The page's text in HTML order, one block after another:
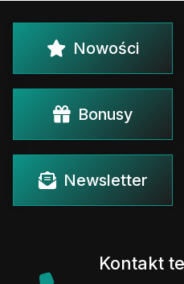
Nowości
Bonusy
Newsletter
Kontakt